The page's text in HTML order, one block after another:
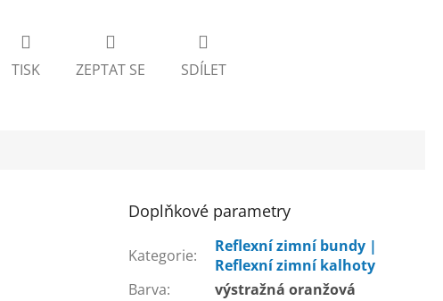
TISK ZEPTAT SE SDÍLET
Doplňkové parametry
Kategorie:
Reflexní zimní bundy |
Reflexní zimní kalhoty
Barva: výstražná oranžová